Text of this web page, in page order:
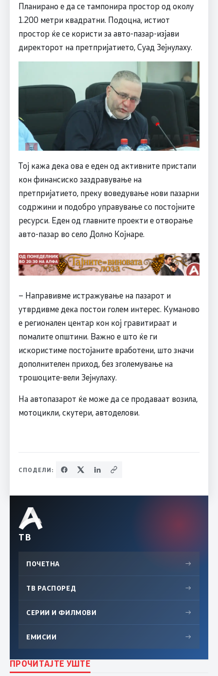
Планирано е да се тампонира простор од околу
1.200 метри квадратни. Подоцна, истиот
простор ќе се користи за авто-пазар-изјави
директорот на претпријатието, Суад Зејнулаху.
Тој кажа дека ова е еден од активните пристапи
кон финансиско заздравување на
претпријатието, преку воведување нови пазарни
содржини и подобро управување со постојните
ресурси. Еден од главните проекти е отворање
авто-пазар во село Долно Којнаре.
– Направивме истражување на пазарот и
утврдивме дека постои голем интерес. Куманово
е регионален центар кон кој гравитираат и
помалите општини. Важно е што ќе ги
искористиме постојаните вработени, што значи
дополнителен приход, без зголемување на
трошоците-вели Зејнулаху.
На автопазарот ќе може да се продаваат возила,
мотоцикли, скутери, автоделови.
СПОДЕЛИ:
ТВ
ПОЧЕТНА →
ТВ РАСПОРЕД →
СЕРИИ И ФИЛМОВИ →
ЕМИСИИ →
ПРОЧИТАЈТЕ УШТЕ